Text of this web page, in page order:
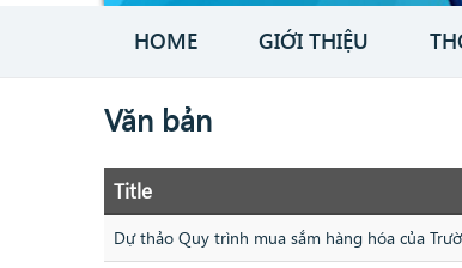
HOME GIỚI THIỆU
Văn bản
Title
Dự thảo Quy trình mua sắm hàng hóa của